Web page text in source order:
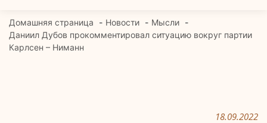
Домашняя страница Новости
Мысли
Даниил Дубов прокомментировал ситуацию вокруг партии
Карлсен – Ниманн
18.09.2022